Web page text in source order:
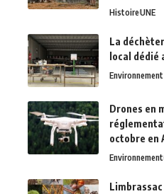
HistoireUNE
La
local dédié
Environnement
Drones en
octobre en
Environnement